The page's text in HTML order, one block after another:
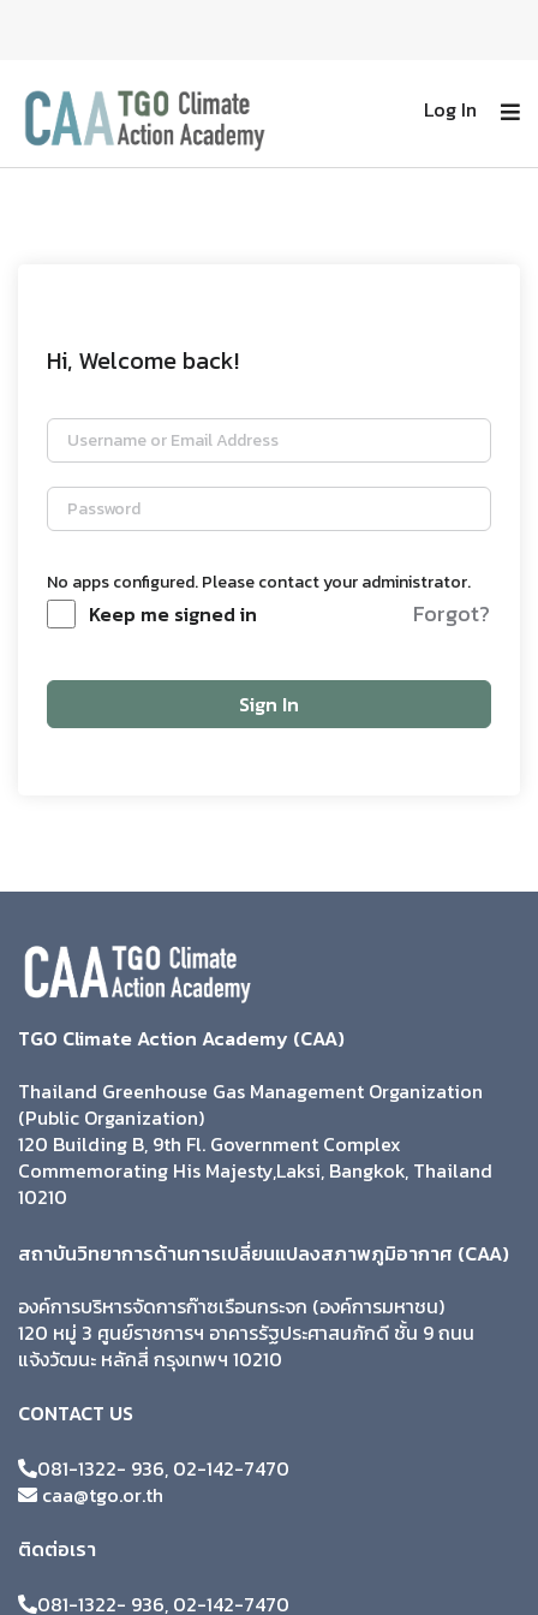
Log In
Hi, Welcome back!
No apps configured. Please contact your administrator.
Keep me signed in Forgot?
Sign In
TGO Climate Action Academy (CAA)
Thailand Greenhouse Gas Management Organization
(Public Organization)
120 Building B, 9th Fl. Government Complex
Commemorating His Majesty,Laksi, Bangkok, Thailand
10210
สถาบันวิทยาการด้านการเปลี่ยนแปลงสภาพภูมิอากาศ (CAA)
องค์การบริหารจัดการก๊าซเรือนกระจก (องค์การมหาชน)
120 หมู่ 3 ศูนย์ราชการฯ อาคารรัฐประศาสนภักดี ชั้น 9 ถนน
แจ้งวัฒนะ หลักสี่ กรุงเทพฯ 10210
CONTACT US
081-1322- 936, 02-142-7470
caa@tgo.or.th
ติดต่อเรา
081-1322- 936, 02-142-7470